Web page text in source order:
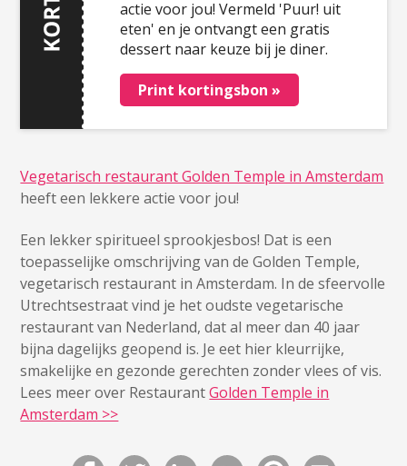
actie voor jou! Vermeld 'Puur! uit
eten' en je ontvangt een gratis
dessert naar keuze bij je diner.
Print kortingsbon »
Vegetarisch restaurant Golden Temple in Amsterdam
heeft een lekkere actie voor jou!
Een lekker spiritueel sprookjesbos! Dat is een
toepasselijke omschrijving van de Golden Temple,
vegetarisch restaurant in Amsterdam. In de sfeervolle
Utrechtsestraat vind je het oudste vegetarische
restaurant van Nederland, dat al meer dan 40 jaar
bijna dagelijks geopend is. Je eet hier kleurrijke,
smakelijke en gezonde gerechten zonder vlees of vis.
Lees meer over RestaurantGolden Temple in
Amsterdam >>